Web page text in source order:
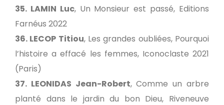
35. LAMIN Luc, Un Monsieur est passé, Editions
Farnéus 2022
36. LECOP Titiou, Les grandes oubliées, Pourquoi
l’histoire a effacé les femmes, Iconoclaste 2021
(Paris)
37. LEONIDAS Jean-Robert, Comme un arbre
planté dans le jardin du bon Dieu, Riveneuve